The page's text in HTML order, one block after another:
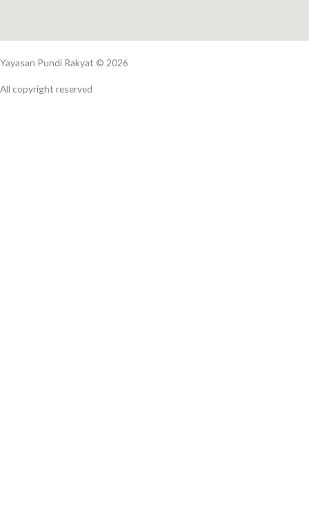
Yayasan Pundi Rakyat © 2026
All copyright reserved